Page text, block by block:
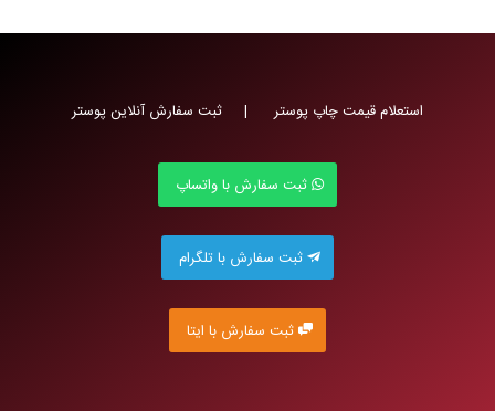
استعلام قیمت چاپ پوستر | ثبت سفارش آنلاین پوستر
ثبت سفارش با واتساپ
ثبت سفارش با تلگرام
ثبت سفارش با ایتا